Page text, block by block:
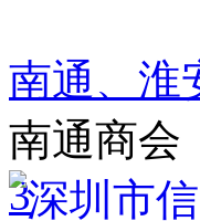
南通、淮
南通商会
3